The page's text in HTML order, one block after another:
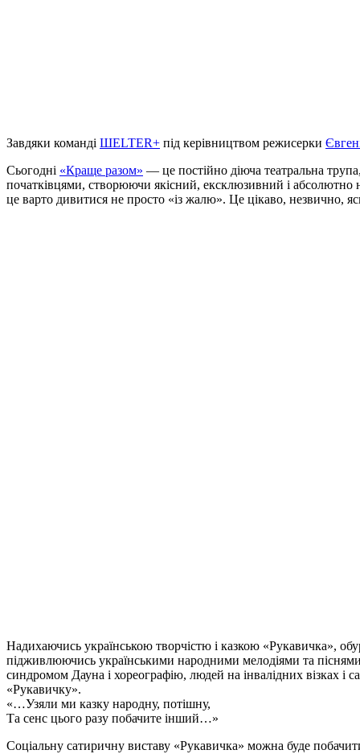
Завдяки команді ШELTER+ під керівництвом режисерки
Сьогодні «Краще разом» — це постійно діюча театральна
початківцями, створюючи якісний, ексклюзивний і
це варто дивитися не просто «із жалю». Це цікаво, незвично,
Надихаючись українською творчістю і казкою «Рукавичка»,
підживлюючись українськими народними мелодіями та
синдромом Дауна і хореографію, людей на інвалідних візках і
«Рукавичку».
«…Узяли ми казку народну, потішну,
Та сенс цього разу побачите інший…»
Соціальну сатиричну виставу «Рукавичка» можна буде